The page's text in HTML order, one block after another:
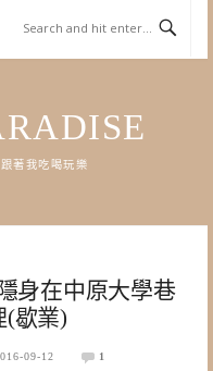
著我吃喝玩樂
身在中原大學巷
(歇業)
09-12 1